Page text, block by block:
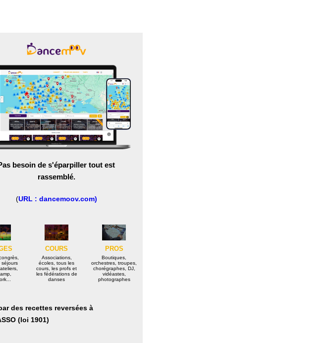
besoin de s'éparpiller tout est
rassemblé.
(URL : dancemoov.com)
séjours
COURS
Associations,
écoles, tous les
cours, les profs et
les fédérations de
danses
PROS
Boutiques,
orchestres, troupes,
chorégraphes, DJ,
vidéastes,
photographes
des recettes reversées à
(loi 1901)